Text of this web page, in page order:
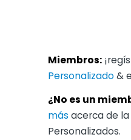
Miembros:
Personalizado&
¿No es un
más acerca de la
Personalizados.